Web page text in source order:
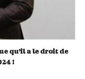
qu’il a le droit de
!